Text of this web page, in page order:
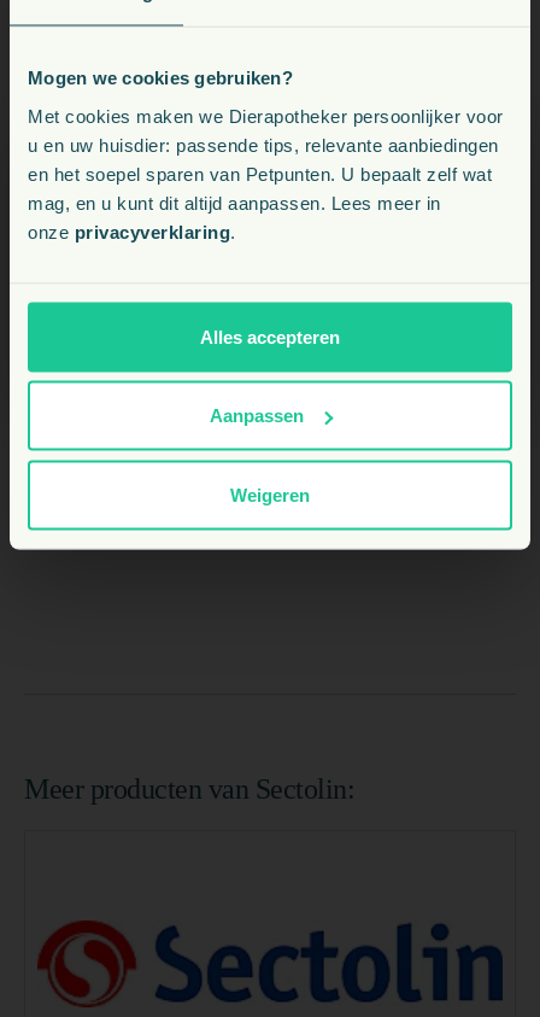
Mogen we cookies gebruiken?
Met cookies maken we Dierapotheker persoonlijker voor
u en uw huisdier: passende tips, relevante aanbiedingen
en het soepel sparen van Petpunten. U bepaalt zelf wat
mag, en u kunt dit altijd aanpassen. Lees meer in
onze privacyverklaring
Alles accepteren
Aanpassen
Weigeren
Meer producten van Sectolin:
Kies uw land:
NL